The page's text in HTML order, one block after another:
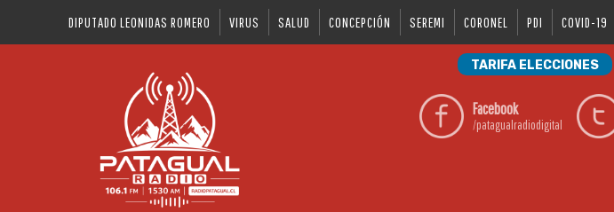
DIPUTADO LEONIDAS ROMERO VIRUS SALUD CONCEPCIÓN SEREMI CORONEL PDI COVID-19
TARIFA ELECCIONES
Facebook
/patagualradiodigital